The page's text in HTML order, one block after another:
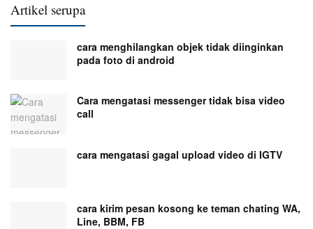
Artikel serupa
cara menghilangkan objek tidak diinginkan
pada foto di android
Cara mengatasi messenger tidak bisa video
call
cara mengatasi gagal upload video di IGTV
cara kirim pesan kosong ke teman chating WA,
Line, BBM, FB